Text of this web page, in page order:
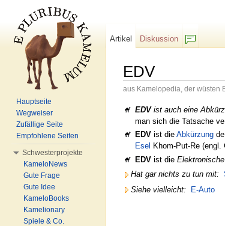
EDV
aus Kamelopedia, der wüsten
EDVist auch eine
man sich die Tatsache
EDV ist dieAbkürzung
Esel Khom-Put-Re (engl.
EDV ist die
Hat gar nichts zu tun mit:
Siehe vielleicht:
E-Auto
Artikel
Diskussion
Hauptseite
Wegweiser
Zufällige Seite
Empfohlene Seiten
Schwesterprojekte
KameloNews
Gute Frage
Gute Idee
KameloBooks
Kamelionary
Spiele & Co.